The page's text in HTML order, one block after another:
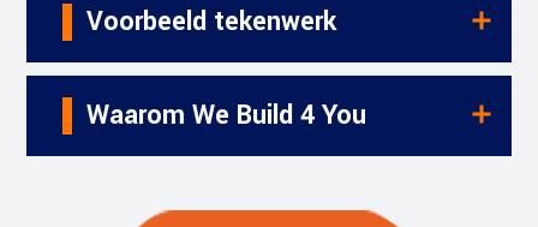
Voorbeeld tekenwerk
Waarom We Build 4 You